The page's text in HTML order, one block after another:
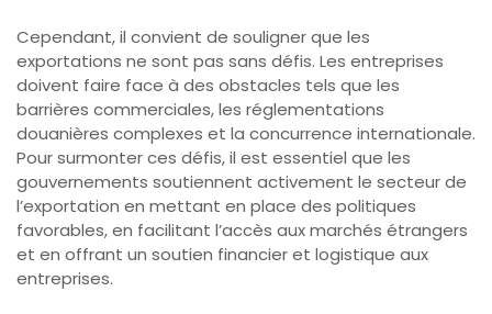
Cependant, il convient de souligner que les
exportations ne sont pas sans défis. Les entreprises
doivent faire face à des obstacles tels que les
barrières commerciales, les réglementations
douanières complexes et la concurrence internationale.
Pour surmonter ces défis, il est essentiel que les
gouvernements soutiennent activement le secteur de
l’exportation en mettant en place des politiques
favorables, en facilitant l’accès aux marchés étrangers
et en offrant un soutien financier et logistique aux
entreprises.